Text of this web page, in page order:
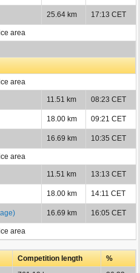
25.64 km 17:13 CET
area
area
11.51 km 08:23 CET
18.00 km 09:21 CET
16.69 km 10:35 CET
area
11.51 km 13:13 CET
18.00 km 14:11 CET
16.69 km 16:05 CET
area
Competition length
%